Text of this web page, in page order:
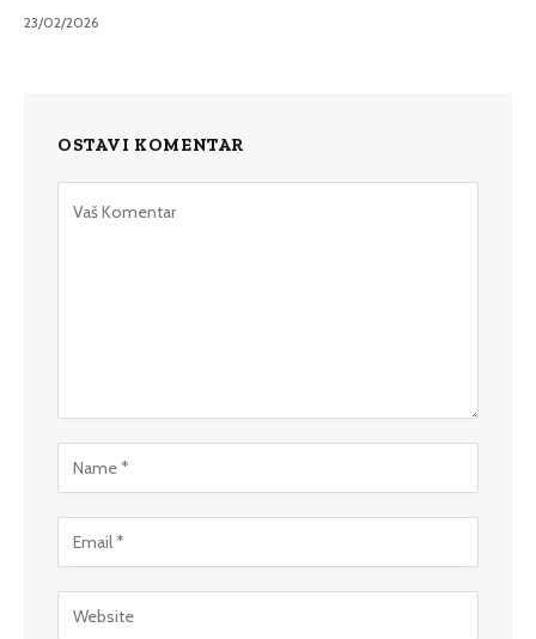
23/02/2026
OSTAVI KOMENTAR